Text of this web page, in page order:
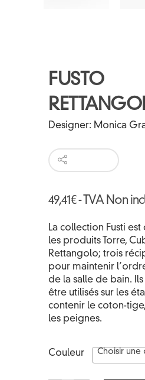
FUSTO
Designer: Monica
49,41€ - TVA Non
La collection Fusti
les produits Torre,
Rettangolo; trois
pour maintenir
de la salle de bain.
être utilisés sur les
contenir le coton-
les peignes.
Couleur Choisir une